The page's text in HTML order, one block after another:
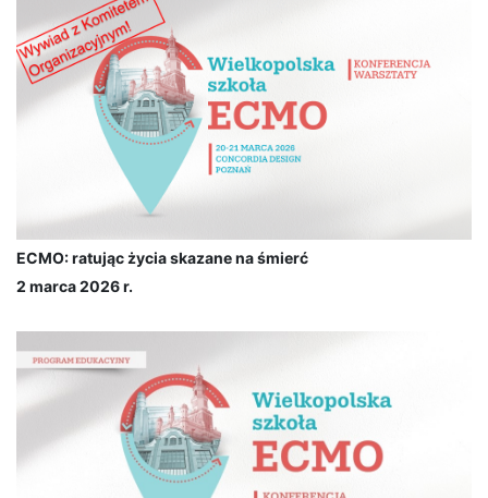
ECMO: ratując życia skazane na śmierć
2 marca 2026 r.